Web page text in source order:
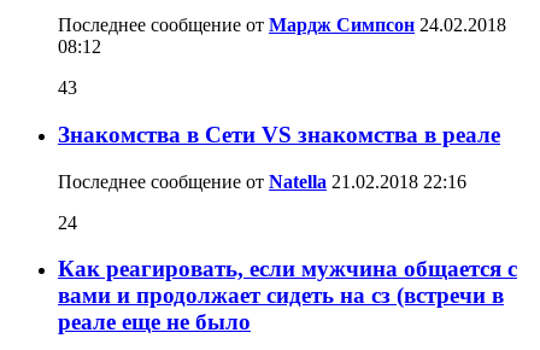
Последнее сообщение от Мардж Симпсон 24.02.2018
08:12
43
Знакомства в Сети VS знакомства в реале
Последнее сообщение от Natella 21.02.2018 22:16
24
Как реагировать, если мужчина общается с
вами и продолжает сидеть на сз (встречи в
реале еще не было